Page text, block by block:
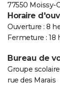
77550 Moissy-
Horaire
Ouverture : 8
Fermeture : 18
Bureau de
Groupe
rue des Marais